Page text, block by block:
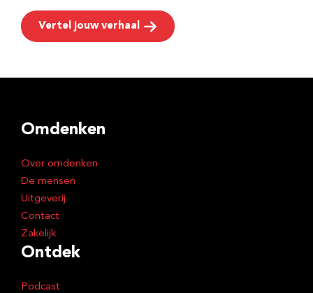
Vertel jouw verhaal
Omdenken
Over omdenken
De mensen
Uitgeverij
Contact
Zakelijk
Ontdek
Podcast